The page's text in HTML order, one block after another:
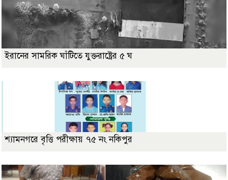
ইরানের সামরিক ঘাঁটিতে যুক্তরাষ্ট্রের ৫ ঘ
শ্যামনগরে বৃত্তি পরীক্ষায় ৭৫ নং নকিপুর